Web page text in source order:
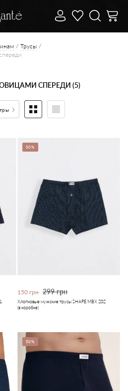
Трусы
СПЕРЕДИ (5)
50%
150 грн 299 грн
Хлопковые мужские трусы SHAPE MBX 202
(в коробке)
50%